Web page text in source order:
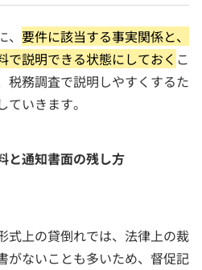
要件に該当する事実関係と、
で説明できる状態にしておく こ
税務調査で説明しやすくするた
いきます。
と通知書面の残し方
式上の貸倒れでは、法律上の裁
がないことも多いため、督促記